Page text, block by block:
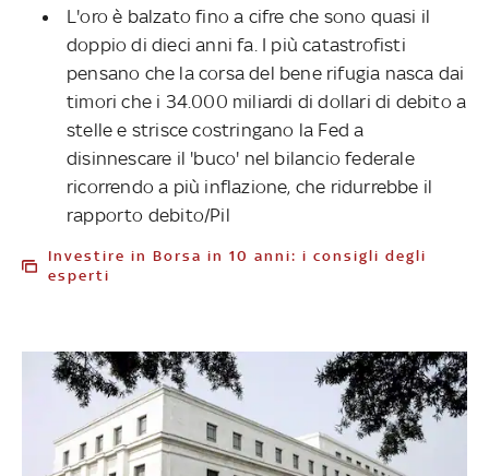
L'oro è balzato fino a cifre che sono quasi il
doppio di dieci anni fa. I più catastrofisti
pensano che la corsa del bene rifugia nasca dai
timori che i 34.000 miliardi di dollari di debito a
stelle e strisce costringano la Fed a
disinnescare il 'buco' nel bilancio federale
ricorrendo a più inflazione, che ridurrebbe il
rapporto debito/Pil
Investire in Borsa in 10 anni: i consigli degli
esperti